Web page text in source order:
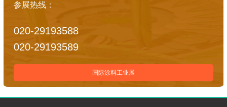
参展热线：
020-29193588
020-29193589
国际涂料工业展